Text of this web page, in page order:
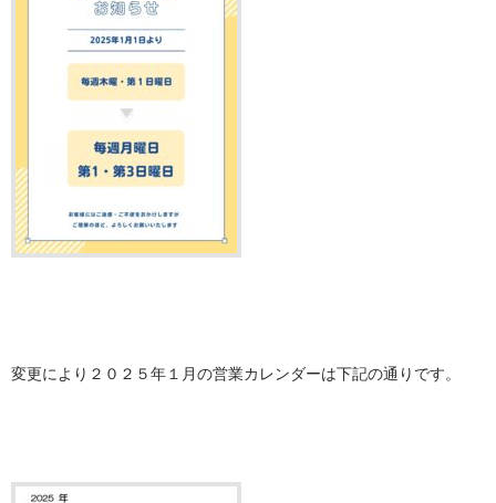
変更により２０２５年１月の営業カレンダーは下記の通りです。